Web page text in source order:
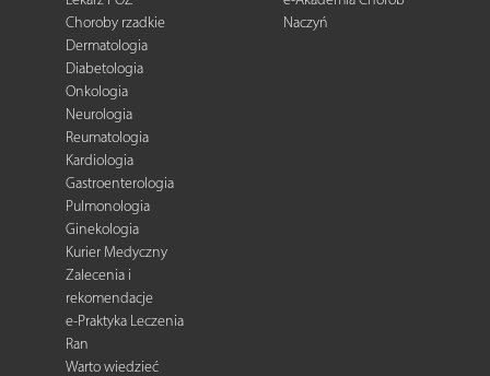
Choroby rzadkie
Dermatologia
Diabetologia
Onkologia
Neurologia
Reumatologia
Kardiologia
Gastroenterologia
Pulmonologia
Ginekologia
Kurier Medyczny
Zalecenia i
rekomendacje
e-Praktyka Leczenia
Ran
Warto wiedzieć
Naczyń